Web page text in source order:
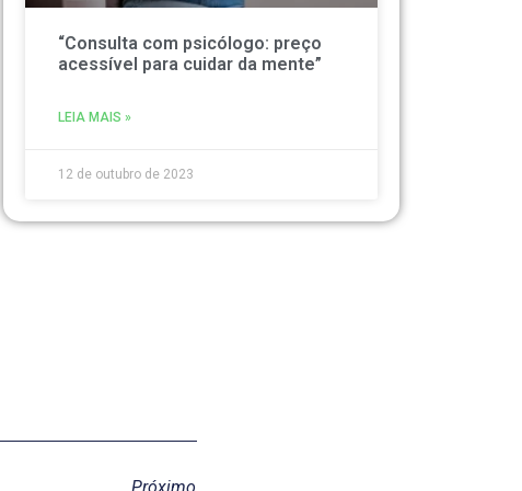
“Consulta com psicólogo: preço
acessível para cuidar da mente”
LEIA MAIS »
12 de outubro de 2023